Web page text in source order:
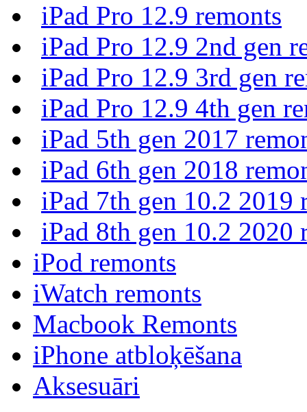
iPad Pro 12.9 remonts
iPad Pro 12.9 2nd gen
iPad Pro 12.9 3rd gen
iPad Pro 12.9 4th gen
iPad 5th gen 2017
iPad 6th gen 2018
iPad 7th gen 10.2 2019
iPad 8th gen 10.2 2020
iPod remonts
iWatch remonts
Macbook Remonts
iPhone atbloķēšana
Aksesuāri